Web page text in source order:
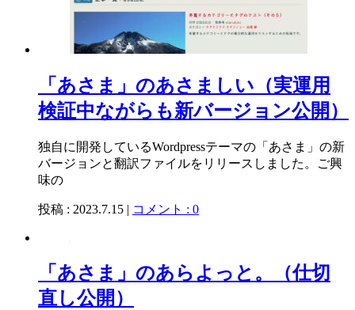
「あさま」のあさましい（実運用
検証中ながらも新バージョン公開）
独自に開発しているWordpressテーマの「あさま」の新
バージョンと翻訳ファイルをリリースしました。ご興
味の
投稿 : 2023.7.15 | コメント : 0
「あさま」のあらよっと。（仕切
直し公開）